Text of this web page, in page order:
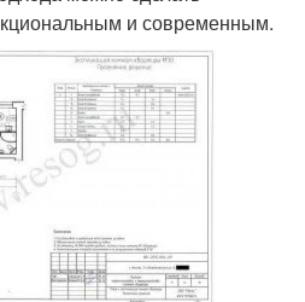
и современным.